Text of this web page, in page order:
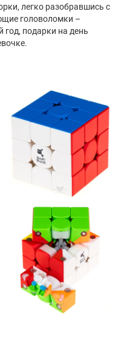
легко разобравшись с
головоломки –
подарки на день